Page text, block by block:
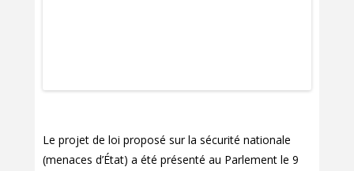
Le projet de loi proposé sur la sécurité nationale
(menaces d’État) a été présenté au Parlement le 9